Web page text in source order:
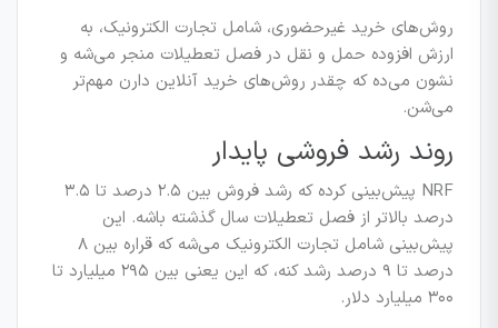
روش‌های خرید غیرحضوری، شامل تجارت الکترونیک، به
ارزش افزوده حمل و نقل در فصل تعطیلات منجر می‌شه و
نشون می‌ده که چقدر روش‌های خرید آنلاین دارن مهم‌تر
می‌شن.
روند رشد فروشی پایدار
NRF پیش‌بینی کرده که رشد فروش بین ۲.۵ درصد تا ۳.۵
درصد بالاتر از فصل تعطیلات سال گذشته باشه. این
پیش‌بینی شامل تجارت الکترونیک می‌شه که قراره بین ۸
درصد تا ۹ درصد رشد کنه، که این یعنی بین ۲۹۵ میلیارد تا
۳۰۰ میلیارد دلار.